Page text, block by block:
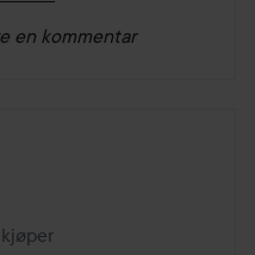
en kommentar
1 år